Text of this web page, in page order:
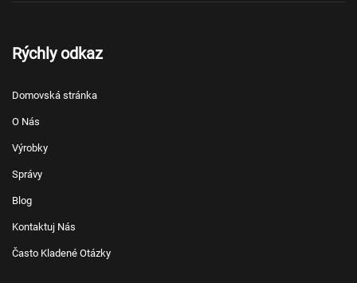
Rýchly odkaz
Domovská stránka
O Nás
Výrobky
Správy
Blog
Kontaktuj Nás
Často Kladené Otázky